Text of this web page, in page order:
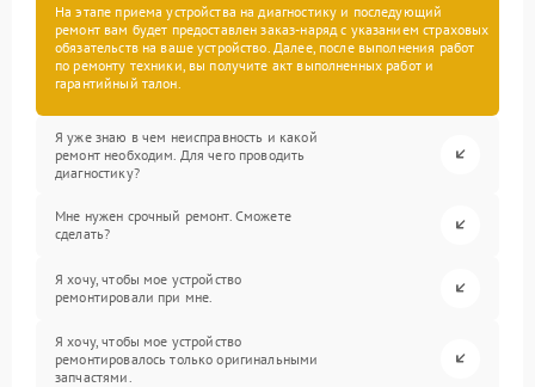
На этапе приема устройства на диагностику и последующий
ремонт вам будет предоставлен заказ-наряд с указанием страховых
обязательств на ваше устройство. Далее, после выполнения работ
по ремонту техники, вы получите акт выполненных работ и
гарантийный талон.
Я уже знаю в чем неисправность и какой
ремонт необходим. Для чего проводить
диагностику?
Мне нужен срочный ремонт. Сможете
сделать?
Я хочу, чтобы мое устройство
ремонтировали при мне.
Я хочу, чтобы мое устройство
ремонтировалось только оригинальными
запчастями.